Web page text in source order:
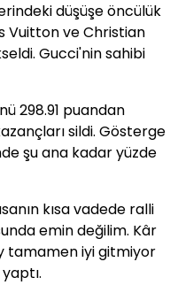
düşüşe öncülük
Vuitton ve Christian
Gucci'nin sahibi
298.91 puandan
sildi. Gösterge
şu ana kadar yüzde
kısa vadede ralli
emin değilim. Kâr
tamamen iyi gitmiyor